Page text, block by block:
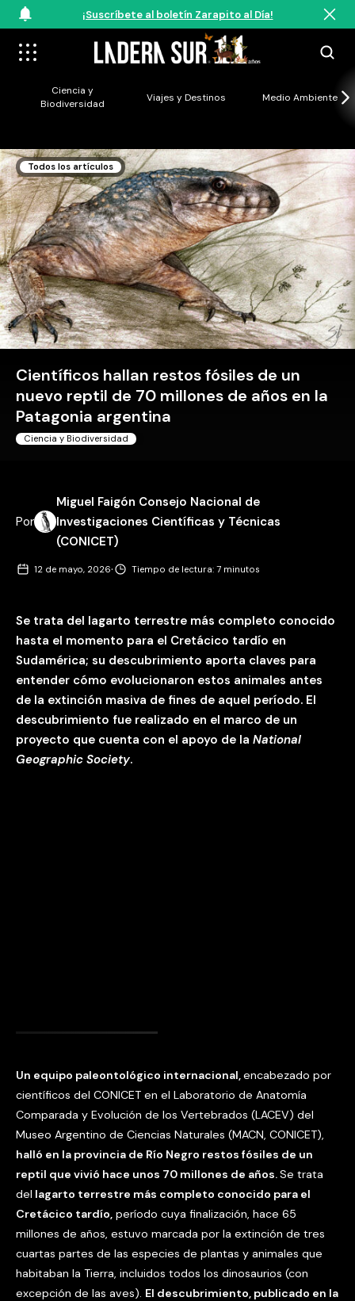
¡Suscríbete al boletín Zarapito al Día!
Ciencia y
Biodiversidad
Viajes y Destinos Medio Ambiente
Reconstrucción de Paleoteius. Créditos Sebastián Rozadilla. Todos los artículos
Científicos hallan restos fósiles de un
nuevo reptil de 70 millones de años en la
Patagonia argentina
Ciencia y Biodiversidad
Por
Miguel Faigón Consejo Nacional de
Investigaciones Científicas y Técnicas
(CONICET)
12 de mayo, 2026· Tiempo de lectura: 7 minutos
Se trata del lagarto terrestre más completo conocido
hasta el momento para el Cretácico tardío en
Sudamérica; su descubrimiento aporta claves para
entender cómo evolucionaron estos animales antes
de la extinción masiva de fines de aquel período. El
descubrimiento fue realizado en el marco de un
proyecto que cuenta con el apoyo de la National
Geographic Society.
Un equipo paleontológico internacional,encabezado por
científicos del CONICET en el Laboratorio de Anatomía
Comparada y Evolución de los Vertebrados (LACEV) del
Museo Argentino de Ciencias Naturales (MACN, CONICET),
halló en la provincia de Río Negro restos fósiles de un
reptil que vivió hace unos 70 millones de años.Se trata
del lagarto terrestre más completo conocido para el
Cretácico tardío, período cuya finalización, hace 65
millones de años, estuvo marcada por la extinción de tres
cuartas partes de las especies de plantas y animales que
habitaban la Tierra, incluidos todos los dinosaurios (con
excepción de las aves). El descubrimiento, publicado en la